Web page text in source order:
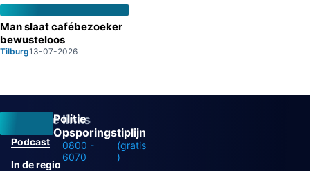
Man slaat cafébezoeker
bewusteloos
Tilburg13-07-2026
Politie
Opsporingstiplijn
0800 -
6070
(gratis
)
Overige links
Podcast
In de regio